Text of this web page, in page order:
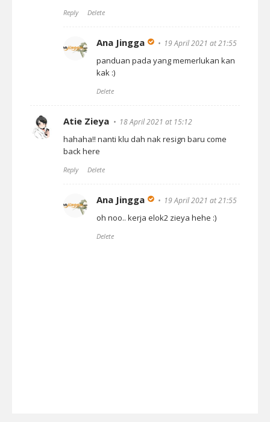
Reply Delete
Ana Jingga 19 April 2021 at 21:55
panduan pada yang memerlukan kan
kak :)
Delete
Atie Zieya 18 April 2021 at 15:12
hahaha!! nanti klu dah nak resign baru come
back here
Reply Delete
Ana Jingga 19 April 2021 at 21:55
oh noo.. kerja elok2 zieya hehe :)
Delete